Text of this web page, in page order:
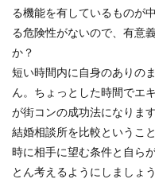
る機能を有しているものが
る危険性がないので、有意
か？
短い時間内に自身のありの
ん。ちょっとした時間でエ
が街コンの成功法になります
結婚相談所を比較というこ
時に相手に望む条件と自ら
とん考えるようにしましょう